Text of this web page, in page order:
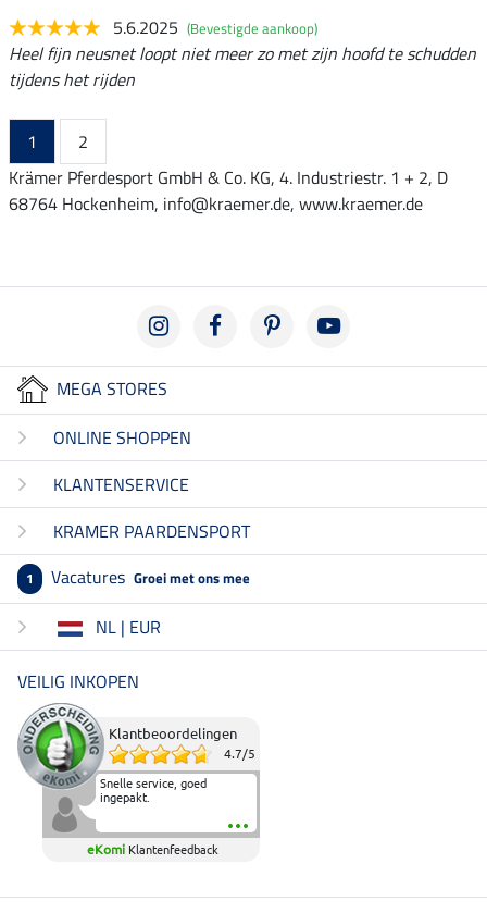
5.6.2025 (Bevestigde aankoop)
Heel fijn neusnet loopt niet meer zo met zijn hoofd te schudden
tijdens het rijden
1
2
Krämer Pferdesport GmbH & Co. KG, 4. Industriestr. 1 + 2, D
68764 Hockenheim, info@kraemer.de, www.kraemer.de
MEGA STORES
ONLINE SHOPPEN
KLANTENSERVICE
KRAMER PAARDENSPORT
1 Vacatures Groei met ons mee
NL | EUR
VEILIG INKOPEN
Klantbeoordelingen
4.7/5
Snelle service, goed
ingepakt.
eKomi Klantenfeedback